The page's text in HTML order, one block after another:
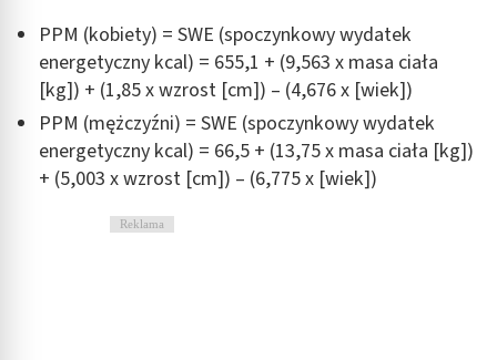
PPM (kobiety) = SWE (spoczynkowy wydatek
energetyczny kcal) = 655,1 + (9,563 x masa ciała
[kg]) + (1,85 x wzrost [cm]) – (4,676 x [wiek])
PPM (mężczyźni) = SWE (spoczynkowy wydatek
energetyczny kcal) = 66,5 + (13,75 x masa ciała [kg])
+ (5,003 x wzrost [cm]) – (6,775 x [wiek])
Reklama